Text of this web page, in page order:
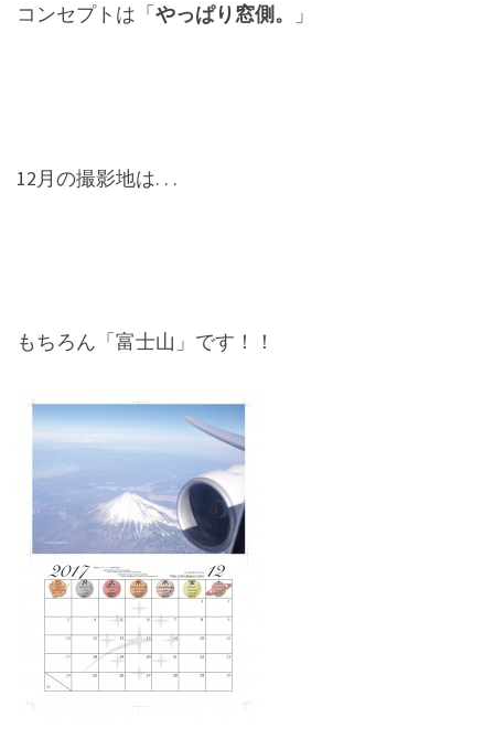
コンセプトは「やっぱり窓側。 」
12月の撮影地は. . .
もちろん「富士山」です！！